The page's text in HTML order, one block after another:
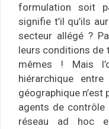
formulation soit
signifie t’il qu’ils
secteur allégé ?
leurs conditions de
mêmes ! Mais
hiérarchique
géographique n’est
agents de contrôle
réseau ad hoc